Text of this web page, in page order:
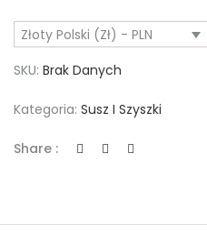
Złoty Polski (zł) - PLN
SKU: Brak Danych
Kategoria: Susz I Szyszki
Share :